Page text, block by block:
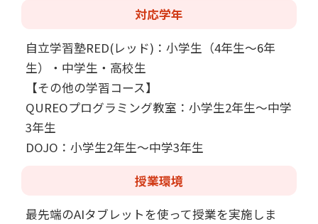
対応学年
自立学習塾RED(レッド)：小学生（4年生～6年
生）・中学生・高校生
【その他の学習コース】
QUREOプログラミング教室：小学生2年生～中学
3年生
DOJO：小学生2年生～中学3年生
授業環境
最先端のAIタブレットを使って授業を実施しま